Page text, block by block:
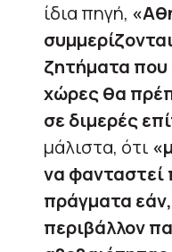
ίδια πηγή,
ζητήματα που
χώρες θα
σε διμερές
μάλιστα, ότι
να φανταστεί
πράγματα
περιβάλλον